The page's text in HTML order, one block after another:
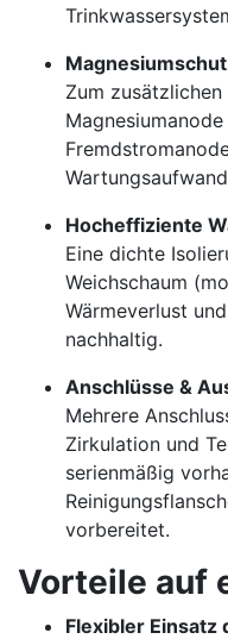
Zum
Hocheffiziente
Eine dichte
Weichschaum
Wärmeverlust
nachhaltig.
Anschlüsse &
Mehrere
Zirkulation und
serienmäßig
vorbereitet.
Vorteile auf
Flexibler Einsatz